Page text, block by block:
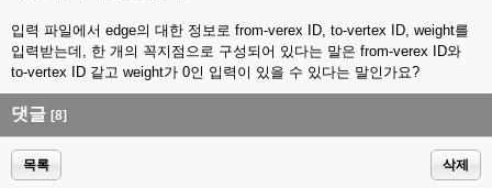
입력 파일에서 edge의 대한 정보로 from-verex ID, to-vertex ID, weight를
입력받는데, 한 개의 꼭지점으로 구성되어 있다는 말은 from-verex ID와
to-vertex ID 같고 weight가 0인 입력이 있을 수 있다는 말인가요?
댓글 [8]
목록 삭제